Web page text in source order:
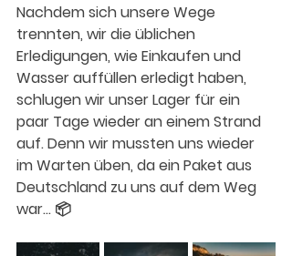
Nachdem sich unsere Wege
trennten, wir die üblichen
Erledigungen, wie Einkaufen und
Wasser auffüllen erledigt haben,
schlugen wir unser Lager für ein
paar Tage wieder an einem Strand
auf. Denn wir mussten uns wieder
im Warten üben, da ein Paket aus
Deutschland zu uns auf dem Weg
war… 📦